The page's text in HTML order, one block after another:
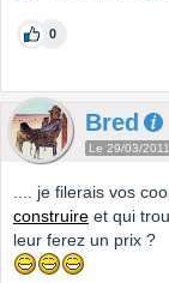
0
Bred
Le 29/03/
.... je filerais vos
construire et qui
leur ferez un prix ?